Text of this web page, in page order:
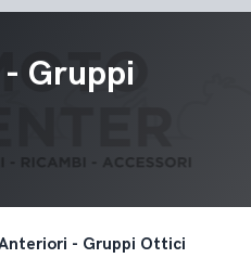
Gruppi
- Gruppi Ottici